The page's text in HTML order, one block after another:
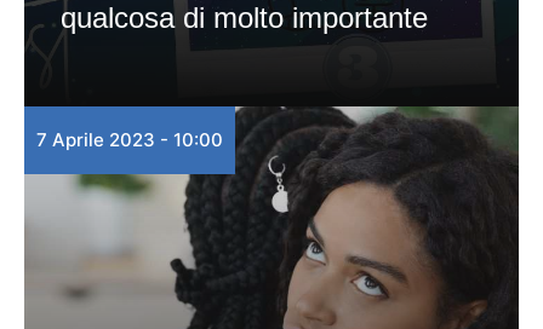
qualcosa di molto importante
7 Aprile 2023 - 10:00